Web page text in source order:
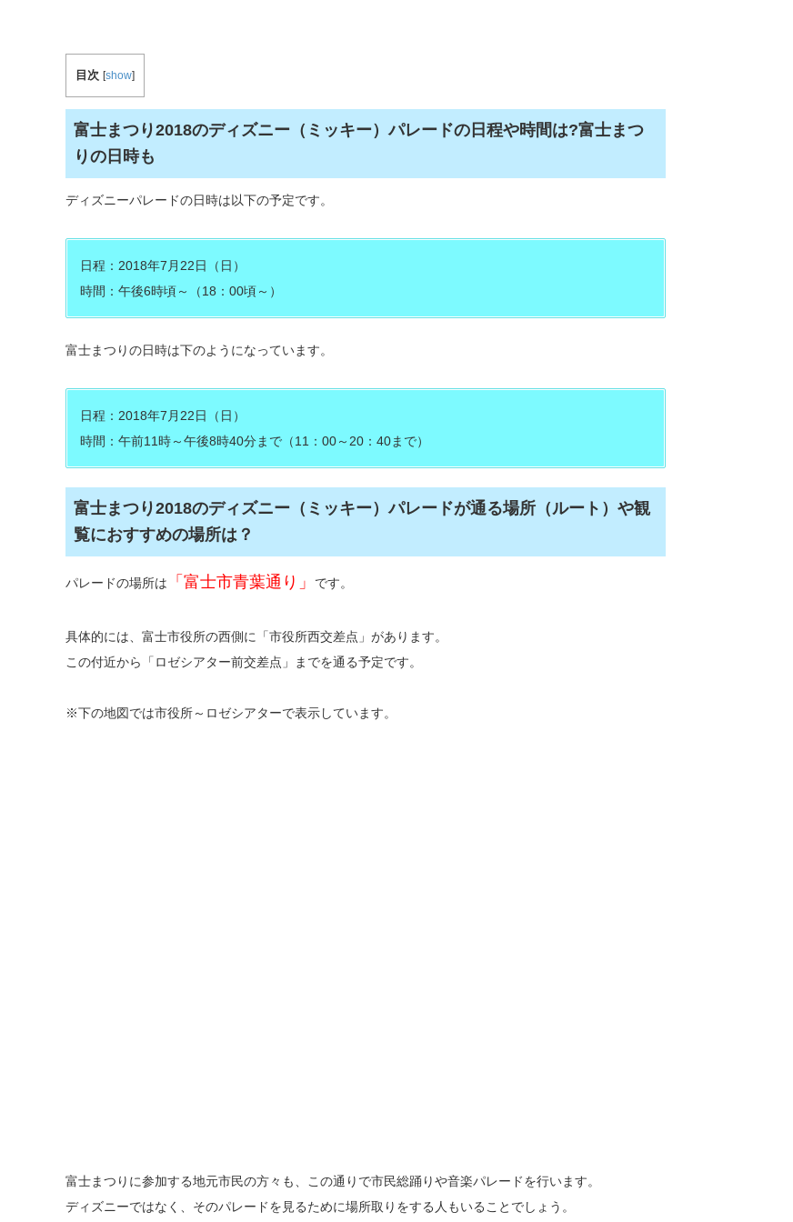
目次 [show]
富士まつり2018のディズニー（ミッキー）パレードの日程や時間は?富士まつ
りの日時も
ディズニーパレードの日時は以下の予定です。
日程：2018年7月22日（日）
時間：午後6時頃～（18：00頃～）
富士まつりの日時は下のようになっています。
日程：2018年7月22日（日）
時間：午前11時～午後8時40分まで（11：00～20：40まで）
富士まつり2018のディズニー（ミッキー）パレードが通る場所（ルート）や観
覧におすすめの場所は？
パレードの場所は 「富士市青葉通り」 です。
具体的には、富士市役所の西側に「市役所西交差点」があります。
この付近から「ロゼシアター前交差点」までを通る予定です。
※下の地図では市役所～ロゼシアターで表示しています。
富士まつりに参加する地元市民の方々も、この通りで市民総踊りや音楽パレードを行います。
ディズニーではなく、そのパレードを見るために場所取りをする人もいることでしょう。